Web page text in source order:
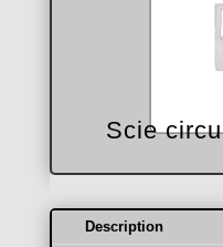
Scie
Description